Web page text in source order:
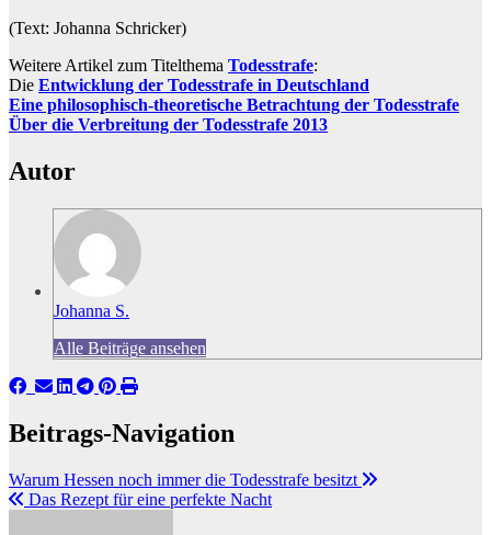
(Text: Johanna Schricker)
Weitere Artikel zum Titelthema Todesstrafe:
Die Entwicklung der Todesstrafe in Deutschland
Eine philosophisch-theoretische Betrachtung der Todesstrafe
Über die Verbreitung der Todesstrafe 2013
Autor
Johanna S.
Alle Beiträge ansehen
Beitrags-Navigation
Warum Hessen noch immer die Todesstrafe besitzt
Das Rezept für eine perfekte Nacht